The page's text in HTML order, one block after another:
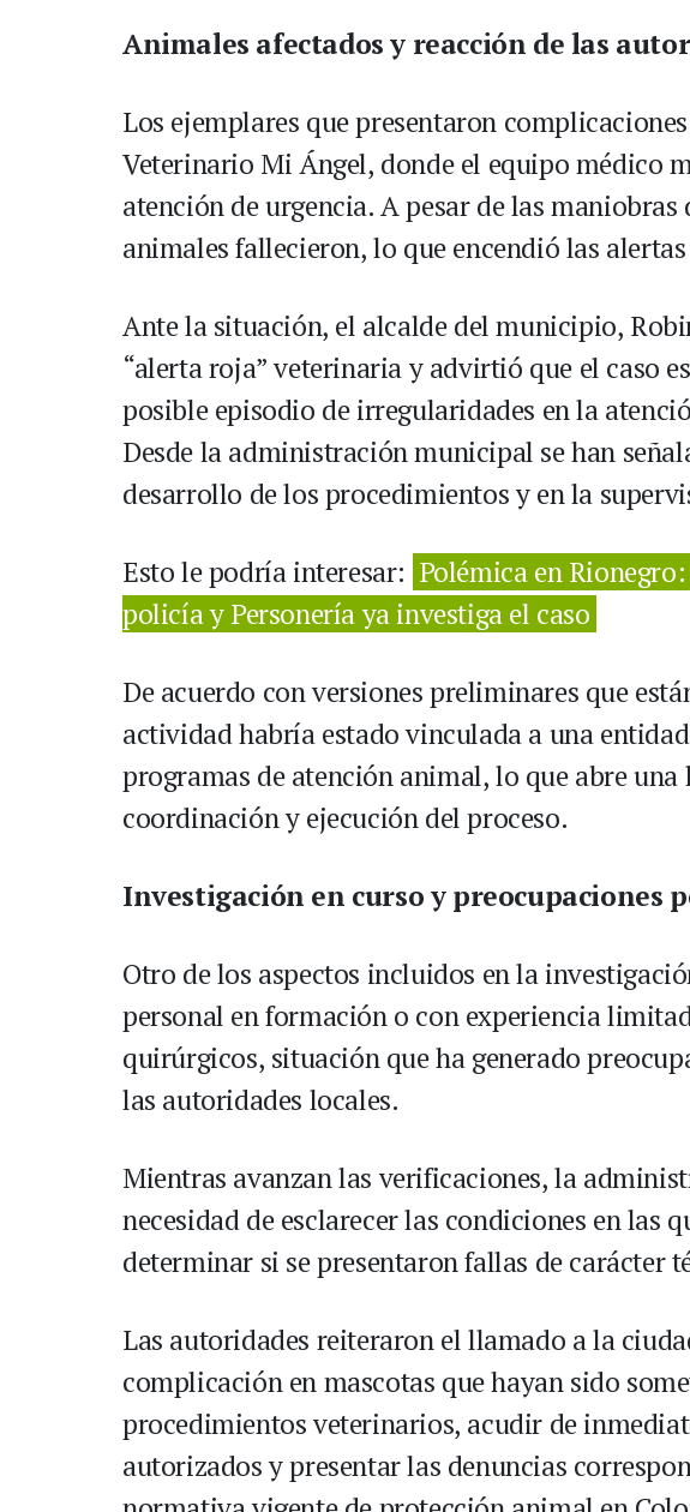
Animales afectados y reacción de las
Los ejemplares que presentaron
Veterinario Mi Ángel, donde el equipo médico
atención de urgencia. A pesar de las
animales fallecieron, lo que encendió las
Ante la situación, el alcalde del municipio,
“alerta roja” veterinaria y advirtió que el caso
posible episodio de irregularidades en la
Desde la administración municipal se han
desarrollo de los procedimientos y en la
Esto le podría interesar: Polémica en
policía y Personería ya investiga el caso
De acuerdo con versiones preliminares que
actividad habría estado vinculada a una
programas de atención animal, lo que abre
coordinación y ejecución del proceso.
Investigación en curso y preocupaciones
Otro de los aspectos incluidos en la
personal en formación o con experiencia
quirúrgicos, situación que ha generado
las autoridades locales.
Mientras avanzan las verificaciones, la
necesidad de esclarecer las condiciones en las
determinar si se presentaron fallas de carácter
Las autoridades reiteraron el llamado a la
complicación en mascotas que hayan sido
procedimientos veterinarios, acudir de
autorizados y presentar las denuncias